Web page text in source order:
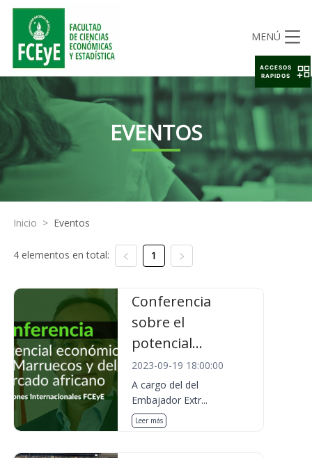
MENÚ
EVENTOS
Inicio > Eventos
4 elementos en total: 1
Conferencia
sobre el
potencial...
2023-09-19 18:00:00
A cargo del del
Embajador Extr...
Leer más
ACCESOS
RAPIDOS